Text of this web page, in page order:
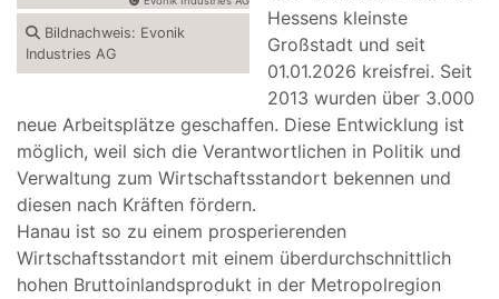
Bildnachweis: Evonik
Industries AG
Hessens kleinste
Großstadt und seit
01.01.2026 kreisfrei. Seit
2013 wurden über 3.000
neue Arbeitsplätze geschaffen. Diese Entwicklung ist
möglich, weil sich die Verantwortlichen in Politik und
Verwaltung zum Wirtschaftsstandort bekennen und
diesen nach Kräften fördern.
Hanau ist so zu einem prosperierenden
Wirtschaftsstandort mit einem überdurchschnittlich
hohen Bruttoinlandsprodukt in der Metropolregion